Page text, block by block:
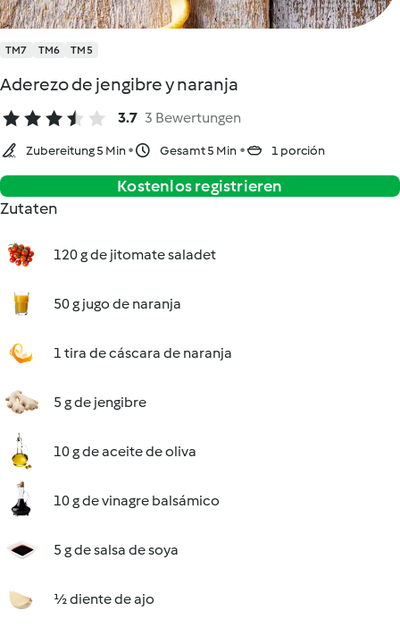
TM7 TM6 TM5
Aderezo de jengibre y naranja
3.7 3 Bewertungen
Zubereitung 5 Min Gesamt 5 Min 1 porción
Kostenlos registrieren
Zutaten
120 g de jitomate saladet
50 g jugo de naranja
1 tira de cáscara de naranja
5 g de jengibre
10 g de aceite de oliva
10 g de vinagre balsámico
5 g de salsa de soya
½ diente de ajo